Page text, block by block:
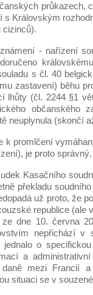
průkazech,
s Královským
cizinců).
- nařízení
s čl. 40
zastavení) běhu
lhůty (čl. 2244 §1
občanského
neuplynula (skončí
k promlčení
je proto správný.
Kasačního
překladu
už proto, že
republice (ale
dne 10. června
nepřichází v
o
a
mezi Francií
situaci se v